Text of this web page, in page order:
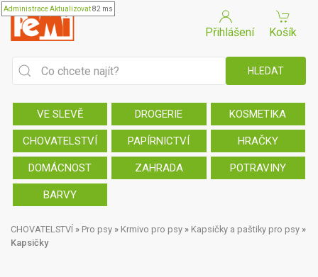
AdministraceAktualizovat82 ms
Přihlášení Košík
VE SLEVĚ DROGERIE KOSMETIKA
CHOVATELSTVÍ PAPÍRNICTVÍ HRAČKY
DOMÁCNOST ZAHRADA POTRAVINY
BARVY
CHOVATELSTVÍ » Pro psy » Krmivo pro psy » Kapsičky a paštiky pro psy »
Kapsičky